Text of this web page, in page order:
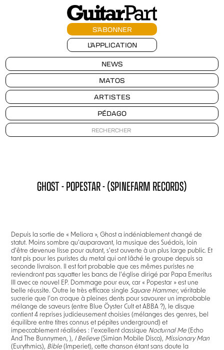
S'ABONNER
L'APPLICATION
NEWS
MATOS
ARTISTES
PÉDAGO
GHOST - POPESTAR - (SPINEFARM RECORDS)
Depuis la sortie de « Meliora », Ghost a indéniablement changé de
statut. Moins sombre qu'auparavant, la musique des Suédois, loin
d'être devenue lisse pour autant, s'est ouverte à un plus large public. Et
tant pis pour les puristes du metal qui ont lâché le groupe depuis sa
seconde livraison. Il est fort probable que ces mêmes puristes ne
reviendront pas squatter les bancs de l'église dirigé par Papa Emeritus
III avec ce nouvel EP. Dommage pour eux, car « Popestar » est une
belle réussite. Outre le très efficace singleSquare Hammer, véritable
sucrerie que l'on croque à pleines dents pour savourer un improbable
mélange de saveurs (entre Blue Öyster Cult et ABBA ?), le disque
contient 4 reprises judicieusement choisies (mélanges des genres, bel
équilibre entre titres connus et pépites underground) et
impeccablement réalisées : l'excellent classique Nocturnal Me (Echo
And The Bunnymen, ), I Believe (Simian Mobile Disco), Missionary Man
(Eurythmics), Bible (Imperiet), cette chanson étant sans doute la